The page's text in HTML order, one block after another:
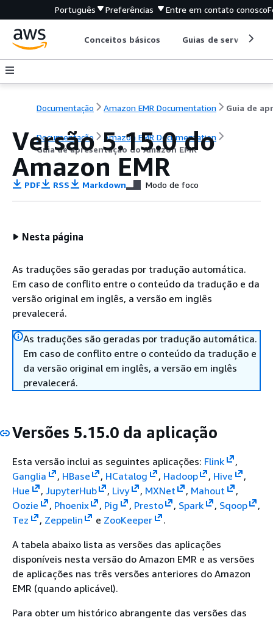
Português Preferências Entre em contato conosco
Conceitos básicos Guias de serviço
Documentação Amazon EMR Documentation
Documentação
Amazon EMR Documentation
Guia de apresentação do Amazon EMR
Versão 5.15.0 do
Amazon EMR
PDF RSS Markdown Modo de foco
Nesta página
As traduções são geradas por tradução automática.
Em caso de conflito entre o conteúdo da tradução e da
versão original em inglês, a versão em inglês
prevalecerá.
As traduções são geradas por tradução automática.
Em caso de conflito entre o conteúdo da tradução e
da versão original em inglês, a versão em inglês
prevalecerá.
Versões 5.15.0 da aplicação
Esta versão inclui as seguintes aplicações: Flink
,
Ganglia
, HBase , HCatalog , Hadoop , Hive
,
Hue
, JupyterHub , Livy , MXNet , Mahout
,
Oozie
, Phoenix , Pig , Presto , Spark , Sqoop
,
Tez
, Zeppelin e ZooKeeper
.
A tabela abaixo lista as versões das aplicações
disponíveis nesta versão do Amazon EMR e as versões
de aplicações nas três versões anteriores do Amazon
EMR (quando aplicável).
Para obter um histórico abrangente das versões das